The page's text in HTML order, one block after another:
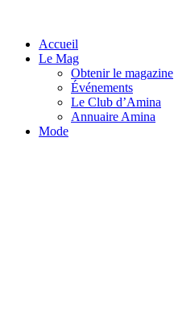
Accueil
Le Mag
Obtenir le magazine
Événements
Le Club d’Amina
Annuaire Amina
Mode